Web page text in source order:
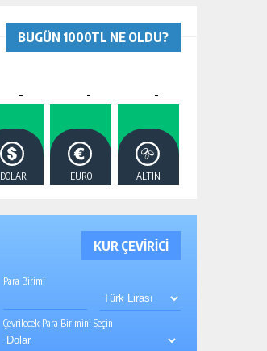
BUGÜN 1000TL NE OLDU?
-
DOLAR
-
EURO
-
ALTIN
KUR ÇEVİRİCİ
Para Birimi
Çevrilecek Para Birimini Seçin